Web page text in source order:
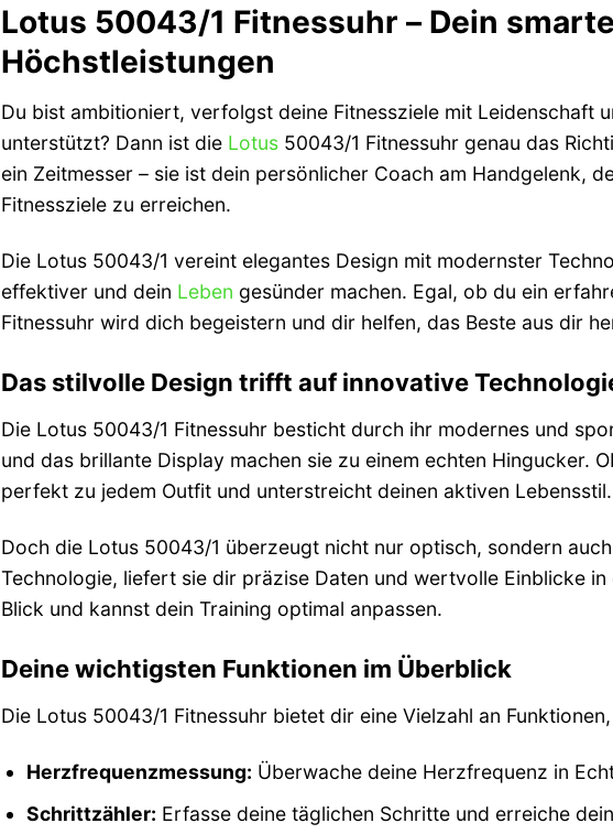
Lotus 50043/1 Fitnessuhr – Dein
Höchstleistungen
Du bist ambitioniert, verfolgst deine Fitnessziele mit Leidenschaft
unterstützt? Dann ist die Lotus 50043/1 Fitnessuhr genau das
ein Zeitmesser – sie ist dein persönlicher Coach am Handgelenk,
Fitnessziele zu erreichen.
Die Lotus 50043/1 vereint elegantes Design mit modernster
effektiver und dein Leben gesünder machen. Egal, ob du ein
Fitnessuhr wird dich begeistern und dir helfen, das Beste aus dir
Das stilvolle Design trifft auf innovative
Die Lotus 50043/1 Fitnessuhr besticht durch ihr modernes und
und das brillante Display machen sie zu einem echten Hingucker.
perfekt zu jedem Outfit und unterstreicht deinen aktiven Lebensstil.
Doch die Lotus 50043/1 überzeugt nicht nur optisch, sondern
Technologie, liefert sie dir präzise Daten und wertvolle Einblicke
Blick und kannst dein Training optimal anpassen.
Deine wichtigsten Funktionen im Überblick
Die Lotus 50043/1 Fitnessuhr bietet dir eine Vielzahl an
Herzfrequenzmessung: Überwache deine Herzfrequenz in
Schrittzähler: Erfasse deine täglichen Schritte und erreiche